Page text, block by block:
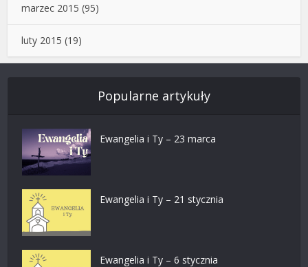
marzec 2015 (95)
luty 2015 (19)
Popularne artykuły
Ewangelia i Ty – 23 marca
Ewangelia i Ty – 21 stycznia
Ewangelia i Ty – 6 stycznia